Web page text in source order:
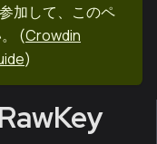
加して、このペ
(Crowdin
)